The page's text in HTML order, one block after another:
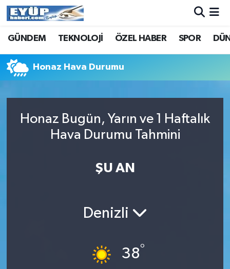
GÜNDEM TEKNOLOJİ ÖZEL HABER SPOR
Honaz Hava Durumu
Honaz Bugün, Yarın ve 1 Haftalık
Hava Durumu Tahmini
ŞU AN
Denizli
38°